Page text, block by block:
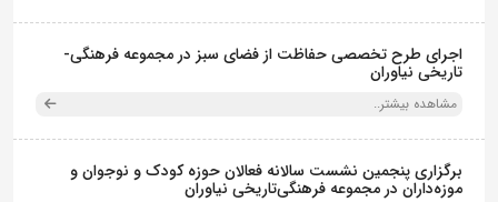
اجرای طرح تخصصی حفاظت از فضای سبز در مجموعه فرهنگی-
تاریخی نیاوران
مشاهده بیشتر..
برگزاری پنجمین نشست سالانه فعالان حوزه کودک و نوجوان و
موزه‌داران در مجموعه فرهنگی‌تاریخی نیاوران